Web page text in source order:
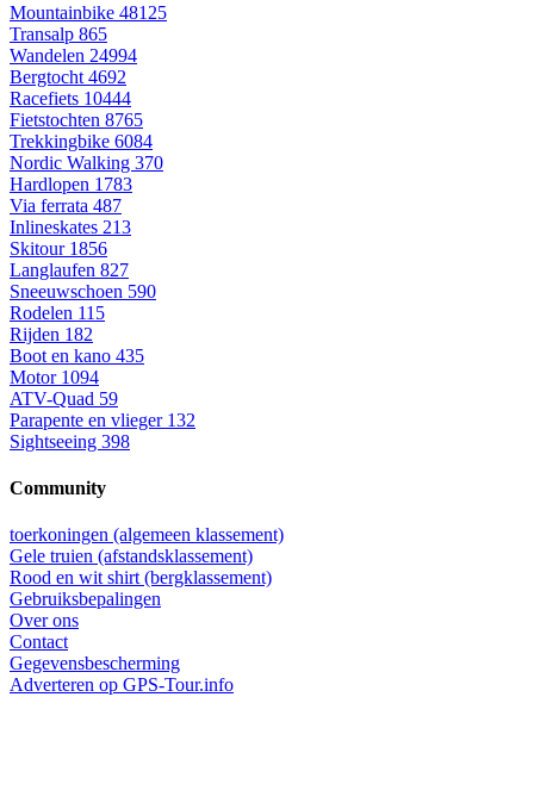
Mountainbike 48125
Transalp 865
Wandelen 24994
Bergtocht 4692
Racefiets 10444
Fietstochten 8765
Trekkingbike 6084
Nordic Walking 370
Hardlopen 1783
Via ferrata 487
Inlineskates 213
Skitour 1856
Langlaufen 827
Sneeuwschoen 590
Rodelen 115
Rijden 182
Boot en kano 435
Motor 1094
ATV-Quad 59
Parapente en vlieger 132
Sightseeing 398
Community
toerkoningen (algemeen klassement)
Gele truien (afstandsklassement)
Rood en wit shirt (bergklassement)
Gebruiksbepalingen
Over ons
Contact
Gegevensbescherming
Adverteren op GPS-Tour.info